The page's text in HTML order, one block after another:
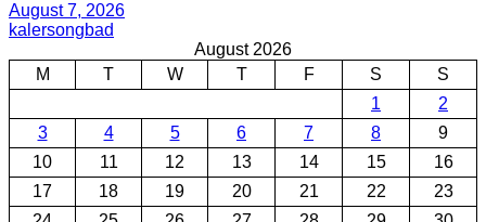
August 7, 2026
kalersongbad
August 2026
M
T W T F S
S
1
2
3
4 5 6 7 8
9
10
11 12 13 14 15
16
17
18 19 20 21 22
23